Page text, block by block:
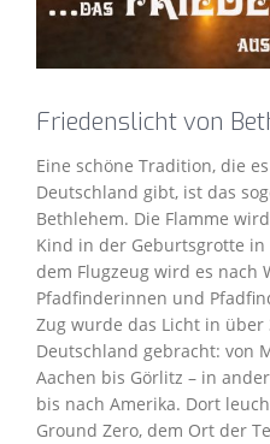
Friedenslicht von
Eine schöne Tradition, die
Deutschland gibt, ist das
Bethlehem. Die Flamme
Kind in der Geburtsgrotte
dem Flugzeug wird es nach
Pfadfinderinnen und
Zug wurde das Licht in
Deutschland gebracht: von
Aachen bis Görlitz – in
bis nach Amerika. Dort
Ground Zero, dem Ort der